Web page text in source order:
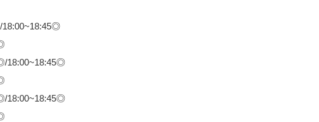
18:00~18:45◎
18:00~18:45◎